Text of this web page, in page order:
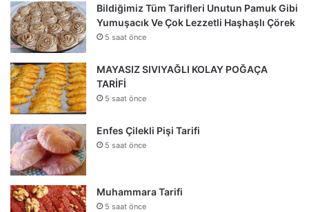
Bildiğimiz Tüm Tarifleri Unutun Pamuk Gibi
Yumuşacık Ve Çok Lezzetli Haşhaşlı Çörek
5 saat önce
MAYASIZ SIVIYAĞLI KOLAY POĞAÇA
TARİFİ
5 saat önce
Enfes Çilekli Pişi Tarifi
5 saat önce
Muhammara Tarifi
5 saat önce